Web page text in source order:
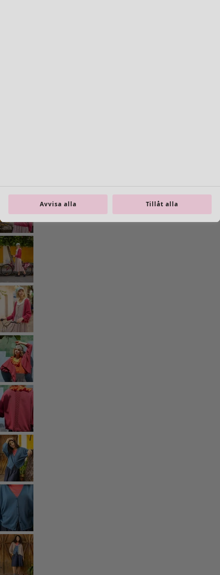
Inredning
Nyheter
All inredning
Gardiner
Kuddar & kuddfodral
Mattor
Frotté
Böcker
Tidigare favoriter
Rum
Badrum
Vardagsrum
Kök & matplats
Shoppa stilen
Klassisk och allmoge inredning
Avvisa alla Tillåt alla